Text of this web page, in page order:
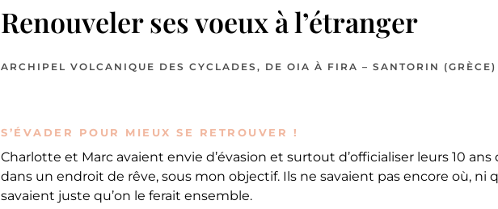
Renouveler ses voeux à l’étranger
ARCHIPEL VOLCANIQUE DES CYCLADES, DE OIA À FIRA – SANTORIN (GRÈCE)
S’ÉVADER POUR MIEUX SE RETROUVER !
Charlotte et Marc avaient envie d’évasion et surtout d’officialiser leurs 10 ans
dans un endroit de rêve, sous mon objectif. Ils ne savaient pas encore où, ni
savaient juste qu’on le ferait ensemble.